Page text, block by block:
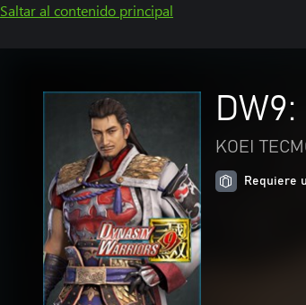
Saltar al contenido principal
KOEI
Requiere